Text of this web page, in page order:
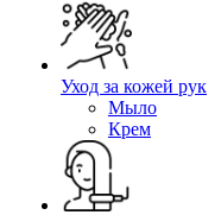
Уход за кожей рук
Мыло
Крем